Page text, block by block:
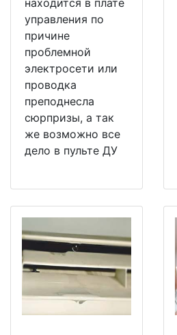
управления по
причине
проблемной
электросети или
проводка
преподнесла
сюрпризы, а так
же возможно все
дело в пульте ДУ